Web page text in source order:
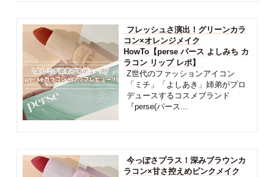
フレッシュさ演出！グリーンカラ
コン×オレンジメイク
HowTo【perse パース よしみち カ
ラコン リップ レポ】
Z世代のファッションアイコン
「ミチ」「よしあき」姉弟がプロ
デュースするコスメブランド
『perse(パース...
今っぽさプラス！深みブラウンカ
ラコン×甘さ控えめピンクメイク